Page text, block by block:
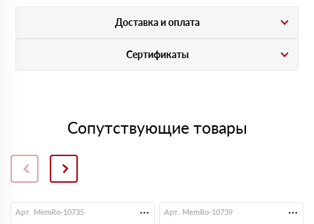
Доставка и оплата
Сертификаты
Сопутствующие товары
Арт. MemRo-10735 Арт. MemRo-10739